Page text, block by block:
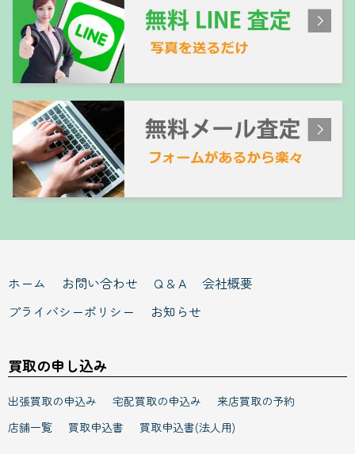
ホーム お問い合わせ Q & A
会社概要
プライバシーポリシー
お知らせ
買取の申し込み
出張買取の申込み 宅配買取の申込み
来店買取の予約
店舗一覧
買取申込書 買取申込書(法人用)